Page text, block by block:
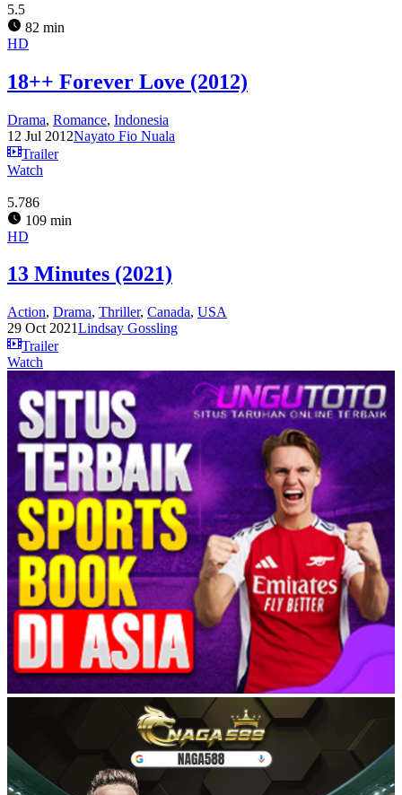
5.5
82 min
HD
18++ Forever Love (2012)
Drama, Romance, Indonesia
12 Jul 2012Nayato Fio Nuala
Trailer
Watch
5.786
109 min
HD
13 Minutes (2021)
Action, Drama, Thriller, Canada, USA
29 Oct 2021Lindsay Gossling
Trailer
Watch